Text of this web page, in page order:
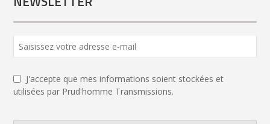
J'accepte que mes informations soient stockées et
utilisées par Prud'homme Transmissions.